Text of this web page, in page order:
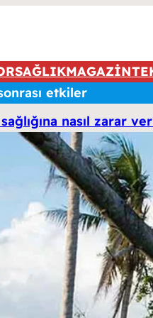
SAĞLIKMAGAZİN
etkiler
nasıl zarar